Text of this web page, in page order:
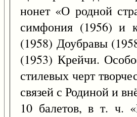
нонет «О родной
симфония (1956) и
(1958) Доубравы
(1953) Крейчи.
стилевых черт
связей с Родиной и
10 балетов, в т. ч.